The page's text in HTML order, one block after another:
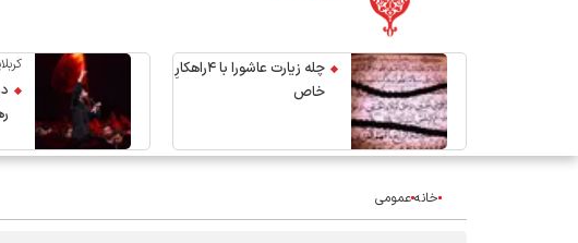
چله زیارت عاشورا با ۴راهکارِ
خاص
خانهعمومی